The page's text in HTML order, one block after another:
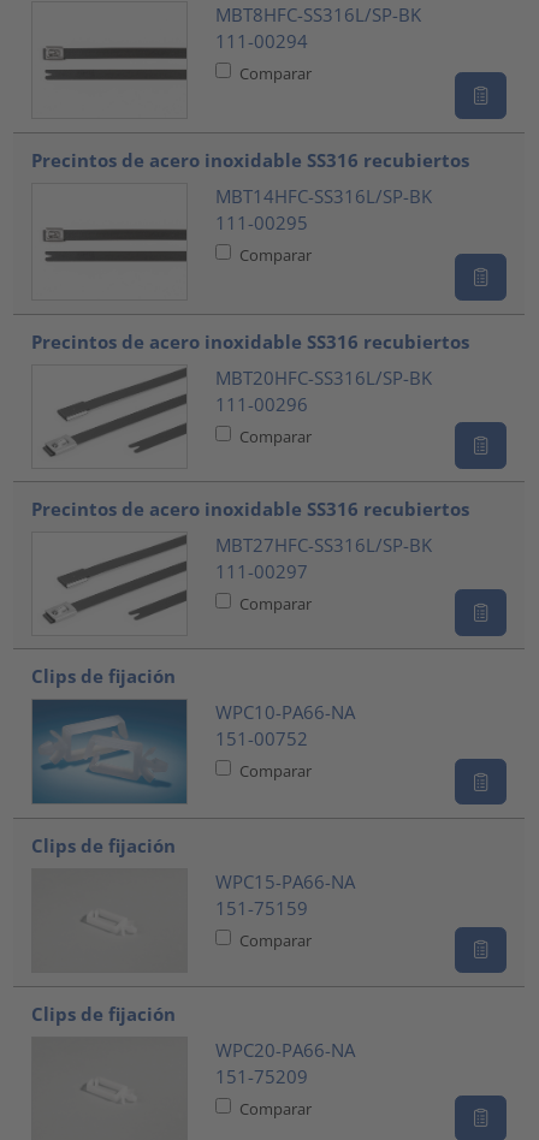
MBT8HFC-SS316L/SP-BK
111-00294
Comparar
Precintos de acero inoxidable SS316 recubiertos
MBT14HFC-SS316L/SP-BK
111-00295
Comparar
Precintos de acero inoxidable SS316 recubiertos
MBT20HFC-SS316L/SP-BK
111-00296
Comparar
Precintos de acero inoxidable SS316 recubiertos
MBT27HFC-SS316L/SP-BK
111-00297
Comparar
Clips de fijación
WPC10-PA66-NA
151-00752
Comparar
Clips de fijación
WPC15-PA66-NA
151-75159
Comparar
Clips de fijación
WPC20-PA66-NA
151-75209
Comparar